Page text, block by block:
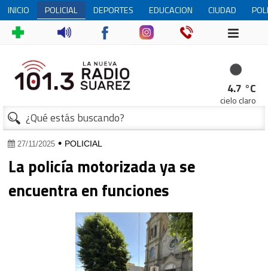
INICIO POLICIAL DEPORTES EDUCACION CIUDAD
4.7 °C
cielo claro
27/11/2025• POLICIAL
La policía motorizada ya se
encuentra en funciones